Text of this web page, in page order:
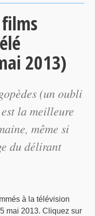
2013)
(un oubli
la meilleure
même si
du délirant
à la télévision
mai 2013. Cliquez sur